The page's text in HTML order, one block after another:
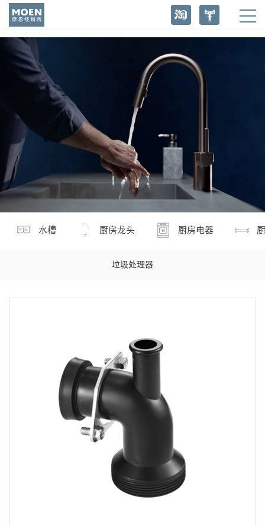
水槽 厨房龙头 厨房电器
垃圾处理器